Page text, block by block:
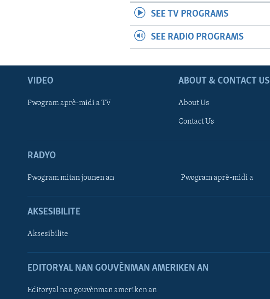
SEE TV PROGRAMS
SEE RADIO PROGRAMS
VIDEO
Pwogram aprè-midi a TV
ABOUT & CONTACT US
About Us
Contact Us
RADYO
Pwogram mitan jounen an Pwogram aprè-midi a
AKSESIBILITE
Aksesibilite
EDITORYAL NAN GOUVÈNMAN AMERIKEN AN
Editoryal nan gouvènman ameriken an